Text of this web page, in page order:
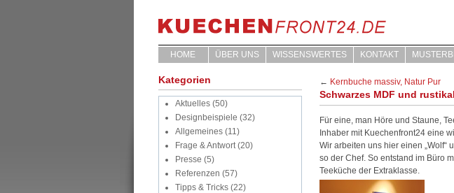
HOME ÜBER UNS WISSENSWERTES KONTAKT
Kategorien
Aktuelles (50)
Designbeispiele (32)
Allgemeines (11)
Frage & Antwort(20)
Presse (5)
Referenzen (57)
Tipps & Tricks (22)
← Kernbuche massiv, Natur Pur
Schwarzes MDF und
Für eine, man Höre und Staune,
Inhaber mit Kuechenfront24 eine
Wir arbeiten uns hier einen „Wolf“
so der Chef. So entstand im Büro
Teeküche der Extraklasse.